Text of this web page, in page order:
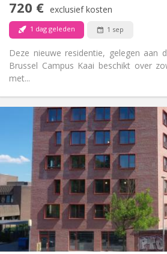
720 € exclusief kosten
1 dag geleden 1 sep
Deze nieuwe residentie, gelegen aan
Brussel Campus Kaai beschikt over
met...
Met